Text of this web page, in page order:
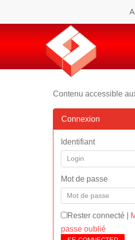
Contenu accessible
Connexion
Identifiant
Mot de passe
Rester connecté
passe oublié